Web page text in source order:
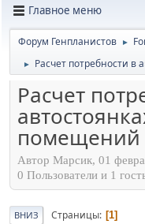
Главное меню
Форум Генпланистов ►
► Расчет потребности
Расчет
помещений
Автор Марсик, 01
0 Пользователи и 1
ВНИЗ Страницы 1